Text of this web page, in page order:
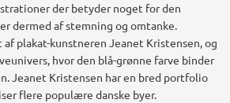
der betyder noget for den
dermed af stemning og omtanke.
plakat-kunstneren Jeanet Kristensen, og
hvor den blå-grønne farve binder
Jeanet Kristensen har en bred portfolio
flere populære danske byer.